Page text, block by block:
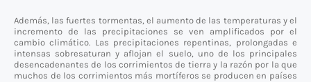
Además, las fuertes tormentas, el aumento de las temperaturas y el
incremento de las precipitaciones se ven amplificados por el
cambio climático. Las precipitaciones repentinas, prolongadas e
intensas sobresaturan y aflojan el suelo, uno de los principales
desencadenantes de los corrimientos de tierra y la razón por la que
muchos de los corrimientos más mortíferos se producen en países